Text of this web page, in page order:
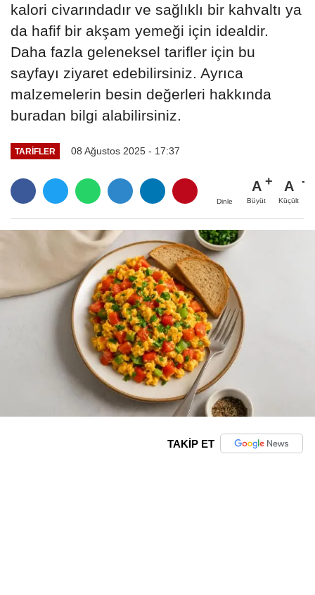
kalori civarındadır ve sağlıklı bir kahvaltı ya
da hafif bir akşam yemeği için idealdir.
Daha fazla geleneksel tarifler için bu
sayfayı ziyaret edebilirsiniz. Ayrıca
malzemelerin besin değerleri hakkında
buradan bilgi alabilirsiniz.
TARIFLER 08 Ağustos 2025 - 17:37
Dinle
A
Büyüt
A
Küçült
TAKİP ET